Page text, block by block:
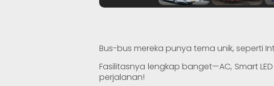
Bus-bus mereka punya tema unik, seperti
Fasilitasnya lengkap banget—AC, Smart
perjalanan!